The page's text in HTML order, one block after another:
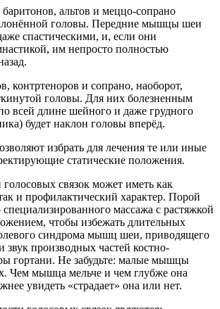
баритонов, альтов и меццо-сопрано
головы. Передние мышцы шеи
спастическими, и, если они
им непросто полностью
контртеноров и сопрано, наоборот,
головы. Для них болезненным
всей длине шейного и даже грудного
будет наклон головы вперёд.
избрать для лечения те или иные
статические положения.
голосовых связок может иметь как
и профилактический характер. Порой
специализированного массажа с растяжкой
чтобы избежать длительных
синдрома мышц шеи, приводящего
звук производных частей костно-
гортани. Не забудьте: малые мышцы
Чем мышца мельче и чем глубже она
увидеть «страдает» она или нет.